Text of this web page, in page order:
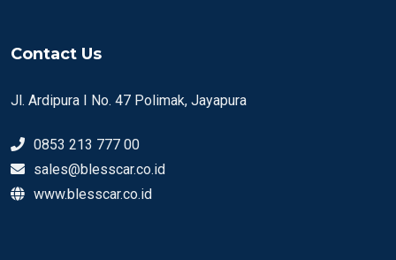
Contact Us
Jl. Ardipura I No. 47 Polimak, Jayapura
0853 213 777 00
sales@blesscar.co.id
www.blesscar.co.id